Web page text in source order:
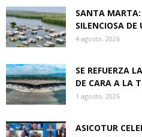
SANTA
SILENCIOSA
4 agosto, 2026
SE REFUERZA
DE CARA A LA
1 agosto, 2026
ASICOTUR